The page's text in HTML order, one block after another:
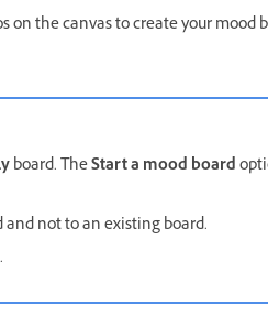
on the canvas to create your mood
board. TheStart a mood board
not to an existing board.